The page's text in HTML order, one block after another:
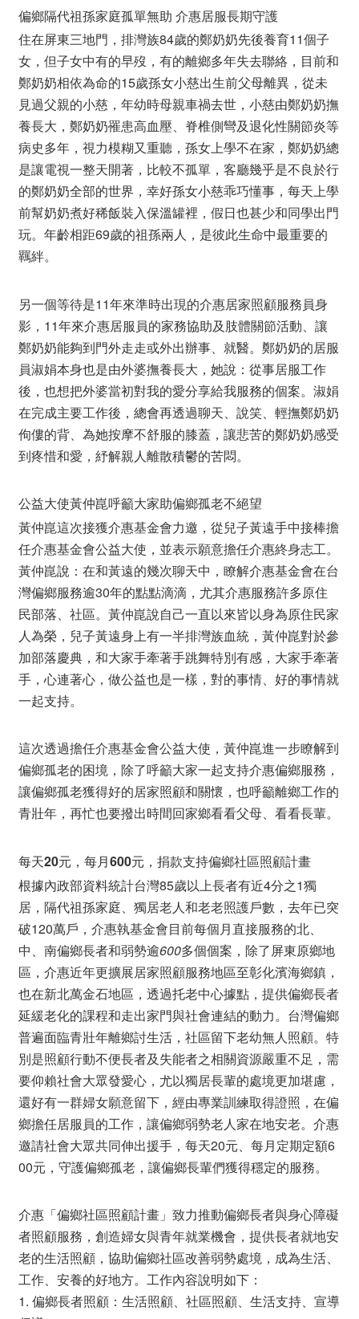
偏鄉隔代祖孫家庭孤單無助 介惠居服長期守護
住在屏東三地門，排灣族84歲的鄭奶奶先後養育11個子
女，但子女中有的早歿，有的離鄉多年失去聯絡，目前和
鄭奶奶相依為命的15歲孫女小慈出生前父母離異，從未
見過父親的小慈，年幼時母親車禍去世，小慈由鄭奶奶撫
養長大，鄭奶奶罹患高血壓、脊椎側彎及退化性關節炎等
病史多年，視力模糊又重聽，孫女上學不在家，鄭奶奶總
是讓電視一整天開著，比較不孤單，客廳幾乎是不良於行
的鄭奶奶全部的世界，幸好孫女小慈乖巧懂事，每天上學
前幫奶奶煮好稀飯裝入保溫罐裡，假日也甚少和同學出門
玩。年齡相距69歲的祖孫兩人，是彼此生命中最重要的
羈絆。
另一個等待是11年來準時出現的介惠居家照顧服務員身
影，11年來介惠居服員的家務協助及肢體關節活動、讓
鄭奶奶能夠到門外走走或外出辦事、就醫。鄭奶奶的居服
員淑娟本身也是由外婆撫養長大，她說：從事居服工作
後，也想把外婆當初對我的愛分享給我服務的個案。淑娟
在完成主要工作後，總會再透過聊天、說笑、輕撫鄭奶奶
佝僂的背、為她按摩不舒服的膝蓋，讓悲苦的鄭奶奶感受
到疼惜和愛，紓解親人離散積鬱的苦悶。
公益大使黃仲崑呼籲大家助偏鄉孤老不絕望
黃仲崑這次接獲介惠基金會力邀，從兒子黃遠手中接棒擔
任介惠基金會公益大使，並表示願意擔任介惠終身志工。
黃仲崑說：在和黃遠的幾次聊天中，瞭解介惠基金會在台
灣偏鄉服務逾30年的點點滴滴，尤其介惠服務許多原住
民部落、社區。黃仲崑說自己一直以來皆以身為原住民家
人為榮，兒子黃遠身上有一半排灣族血統，黃仲崑對於參
加部落慶典，和大家手牽著手跳舞特別有感，大家手牽著
手，心連著心，做公益也是一樣，對的事情、好的事情就
一起支持。
這次透過擔任介惠基金會公益大使，黃仲崑進一步瞭解到
偏鄉孤老的困境，除了呼籲大家一起支持介惠偏鄉服務，
讓偏鄉孤老獲得好的居家照顧和關懷，也呼籲離鄉工作的
青壯年，再忙也要撥出時間回家鄉看看父母、看看長輩。
每天20元，每月600元，捐款支持偏鄉社區照顧計畫
根據內政部資料統計台灣85歲以上長者有近4分之1獨
居，隔代祖孫家庭、獨居老人和老老照護戶數，去年已突
破120萬戶，介惠執基金會目前每個月直接服務的北、
中、南偏鄉長者和弱勢逾600多個個案，除了屏東原鄉地
區，介惠近年更擴展居家照顧服務地區至彰化濱海鄉鎮，
也在新北萬金石地區，透過托老中心據點，提供偏鄉長者
延緩老化的課程和走出家門與社會連結的動力。台灣偏鄉
普遍面臨青壯年離鄉討生活，社區留下老幼無人照顧。特
別是照顧行動不便長者及失能者之相關資源嚴重不足，需
要仰賴社會大眾發愛心，尤以獨居長輩的處境更加堪慮，
還好有一群婦女願意留下，經由專業訓練取得證照，在偏
鄉擔任居服員的工作，讓偏鄉弱勢老人家在地安老。介惠
邀請社會大眾共同伸出援手，每天20元、每月定期定額6
00元，守護偏鄉孤老，讓偏鄉長輩們獲得穩定的服務。
介惠「偏鄉社區照顧計畫」致力推動偏鄉長者與身心障礙
者照顧服務，創造婦女與青年就業機會，提供長者就地安
老的生活照顧，協助偏鄉社區改善弱勢處境，成為生活、
工作、安養的好地方。工作內容說明如下：
1. 偏鄉長者照顧：生活照顧、社區照顧、生活支持、宣導